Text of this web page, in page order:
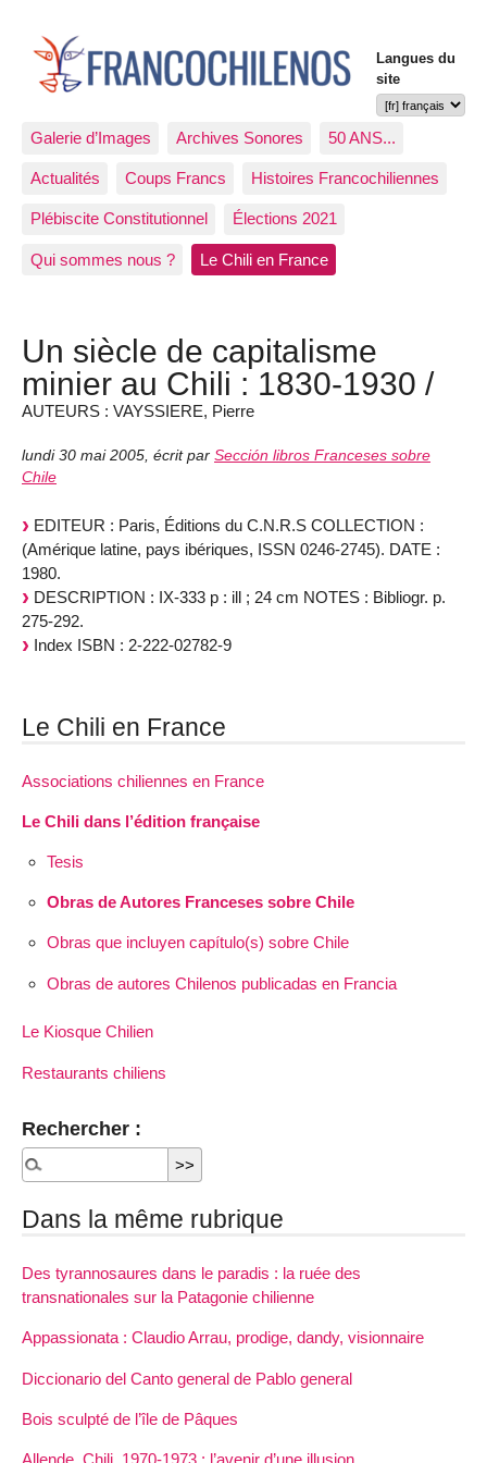
Langues du
site
Galerie d’Images Archives Sonores 50 ANS...
Actualités Coups Francs Histoires Francochiliennes
Plébiscite Constitutionnel Élections 2021
Qui sommes nous ? Le Chili en France
Un siècle de capitalisme
minier au Chili : 1830-1930 /
AUTEURS : VAYSSIERE, Pierre
lundi 30 mai 2005, écrit par Sección libros Franceses sobre
Chile
EDITEUR : Paris, Éditions du C.N.R.S COLLECTION :
(Amérique latine, pays ibériques, ISSN 0246-2745). DATE :
1980.
DESCRIPTION : IX-333 p : ill ; 24 cm NOTES : Bibliogr. p.
275-292.
Index ISBN : 2-222-02782-9
Le Chili en France
Associations chiliennes en France
Le Chili dans l’édition française
Tesis
Obras de Autores Franceses sobre Chile
Obras que incluyen capítulo(s) sobre Chile
Obras de autores Chilenos publicadas en Francia
Le Kiosque Chilien
Restaurants chiliens
Rechercher :
Dans la même rubrique
Des tyrannosaures dans le paradis : la ruée des
transnationales sur la Patagonie chilienne
Appassionata : Claudio Arrau, prodige, dandy, visionnaire
Diccionario del Canto general de Pablo general
Bois sculpté de l’île de Pâques
Allende, Chili, 1970-1973 : l’avenir d’une illusion